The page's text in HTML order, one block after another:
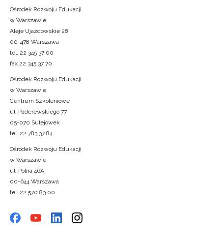
Ośrodek Rozwoju Edukacji
w Warszawie
Aleje Ujazdowskie 28
00-478 Warszawa
tel. 22 345 37 00
fax 22 345 37 70
Ośrodek Rozwoju Edukacji
w Warszawie
Centrum Szkoleniowe
ul. Paderewskiego 77
05-070 Sulejówek
tel. 22 783 37 84
Ośrodek Rozwoju Edukacji
w Warszawie
ul. Polna 46A
00-644 Warszawa
tel. 22 570 83 00